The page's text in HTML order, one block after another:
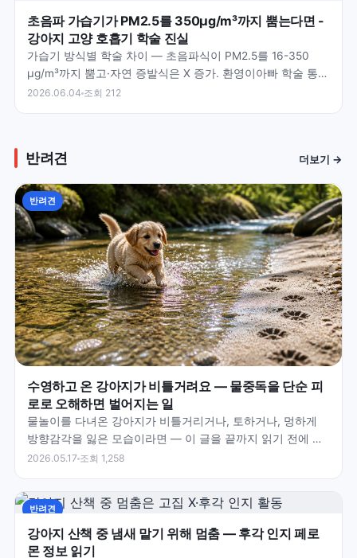
초음파 가습기가 PM2.5를 350μg/m³까지 뿜는다면 -
강아지 고양 호흡기 학술 진실
가습기 방식별 학술 차이 — 초음파식이 PM2.5를 16-350
μg/m³까지 뿜고·자연 증발식은 X 증가. 환영이아빠 학술 통찰
— 수돗물 칼슘·마그네슘이 white d…
2026.06.04 조회 212
반려견 더보기 →
반려견
수영하고 온 강아지가 비틀거려요 — 물중독을 단순 피
로로 오해하면 벌어지는 일
물놀이를 다녀온 강아지가 비틀거리거나, 토하거나, 멍하게
방향감각을 잃은 모습이라면 — 이 글을 끝까지 읽기 전에 지
금 바로 24시간 동물병원으로 출발하세요. 물중독은 몇…
2026.05.17 조회 1,258
반려견
강아지 산책 중 냄새 맡기 위해 멈춤 — 후각 인지 페로
몬 정보 읽기